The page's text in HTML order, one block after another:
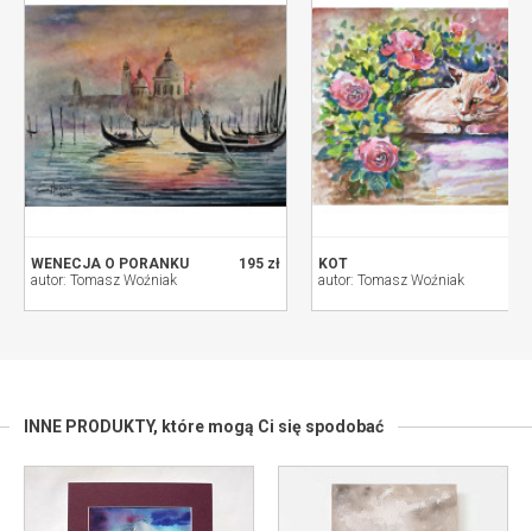
195 zł
WENECJA O PORANKU
autor: Tomasz Woźniak
KOT
autor: Tomasz Woźniak
INNE PRODUKTY, które mogą Ci się spodobać